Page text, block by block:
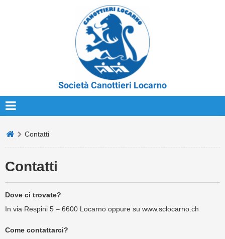
Società Canottieri Locarno
Contatti
Contatti
Dove ci trovate?
In via Respini 5 – 6600 Locarno oppure su www.sclocarno.ch
Come contattarci?